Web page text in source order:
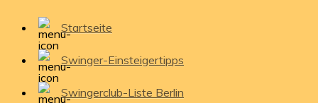
Startseite
Swinger-Einsteigertipps
Swingerclub-Liste Berlin